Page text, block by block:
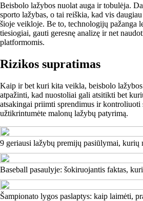
Beisbolo lažybos nuolat auga ir tobulėja.
sporto lažybas, o tai reiškia, kad vis
šioje veikloje. Be to, technologijų pažanga
tiesiogiai, gauti geresnę analizę ir net
platformomis.
Rizikos supratimas
Kaip ir bet kuri kita veikla, beisbolo
atpažinti, kad nuostoliai gali atsitikti bet
atsakingai priimti sprendimus ir kontroliuoti
užtikrintumėte malonų lažybų patyrimą.
9 geriausi lažybų premijų pasiūlymai, kurių
Baseball pasaulyje: šokiruojantis faktas,
Šampionato lygos paslaptys: kaip laimėti,